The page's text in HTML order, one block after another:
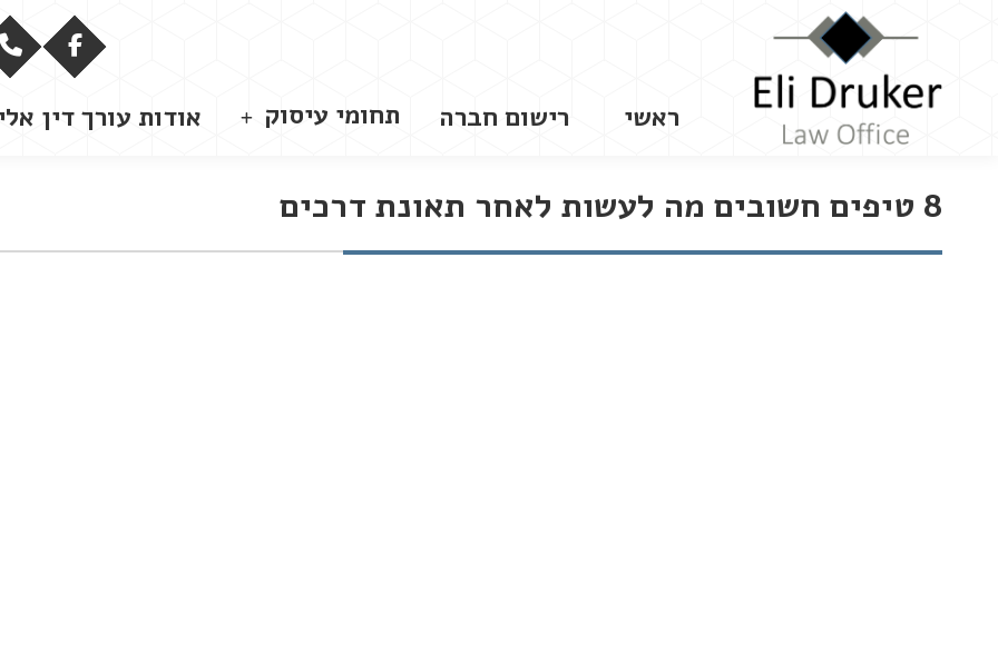
ראשי רישום חברה תחומי עיסוק אודות עורך דין
8 טיפים חשובים מה לעשות לאחר תאונת דרכים